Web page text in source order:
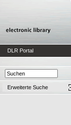
DLR Portal
Erweiterte Suche